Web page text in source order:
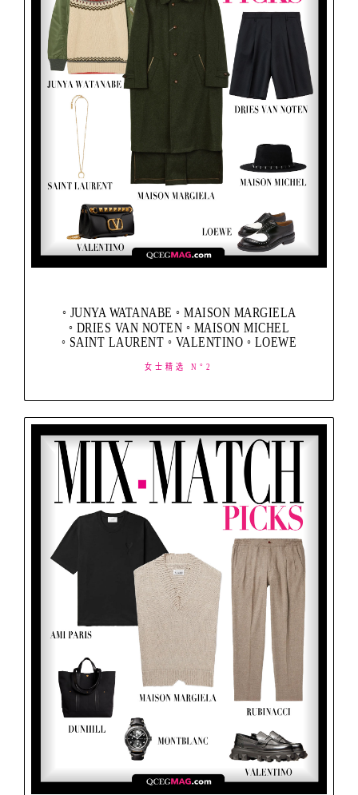
◦ JUNYA WATANABE ◦ MAISON MARGIELA
◦ DRIES VAN NOTEN ◦ MAISON MICHEL
◦ SAINT LAURENT ◦ VALENTINO ◦ LOEWE
女士精选 N°2